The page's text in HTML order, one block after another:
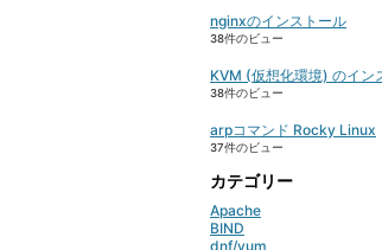
nginxのインストール
38件のビュー
KVM (仮想化環境) のイン
38件のビュー
arpコマンド Rocky Linux
37件のビュー
カテゴリー
Apache
BIND
dnf/yum